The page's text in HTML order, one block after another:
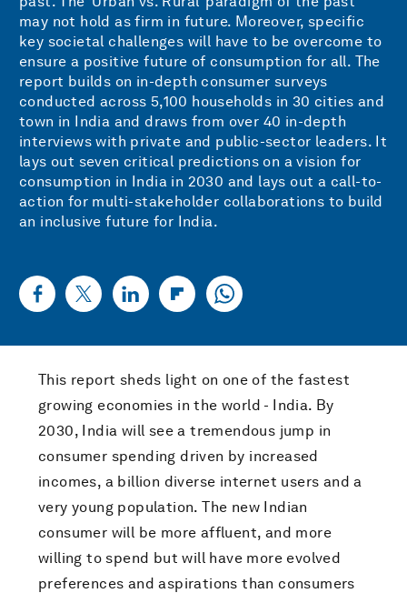
may not hold as firm in future. Moreover, specific
key societal challenges will have to be overcome to
ensure a positive future of consumption for all. The
report builds on in-depth consumer surveys
conducted across 5,100 households in 30 cities and
town in India and draws from over 40 in-depth
interviews with private and public-sector leaders. It
lays out seven critical predictions on a vision for
consumption in India in 2030 and lays out a call-to-
action for multi-stakeholder collaborations to build
an inclusive future for India.
This report sheds light on one of the fastest
growing economies in the world - India. By
2030, India will see a tremendous jump in
consumer spending driven by increased
incomes, a billion diverse internet users and a
very young population. The new Indian
consumer will be more affluent, and more
willing to spend but will have more evolved
preferences and aspirations than consumers